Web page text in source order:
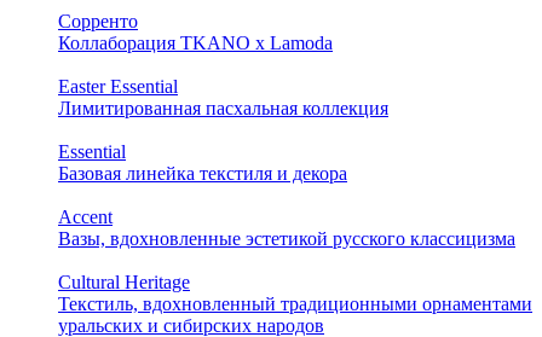
Сорренто
Коллаборация TKANO х Lamoda
Easter Essential
Лимитированная пасхальная коллекция
Essential
Базовая линейка текстиля и декора
Accent
Вазы, вдохновленные эстетикой русского классицизма
Cultural Heritage
Текстиль, вдохновленный традиционными орнаментами
уральских и сибирских народов